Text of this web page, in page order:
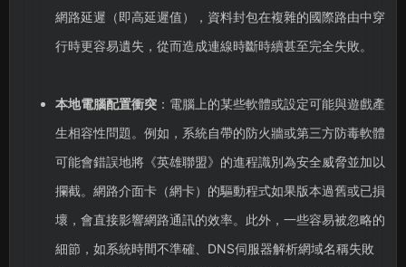
網路延遲（即高延遲值），資料封包在複雜的國際路由中穿
行時更容易遺失，從而造成連線時斷時續甚至完全失敗。
本地電腦配置衝突：電腦上的某些軟體或設定可能與遊戲產
生相容性問題。例如，系統自帶的防火牆或第三方防毒軟體
可能會錯誤地將《英雄聯盟》的進程識別為安全威脅並加以
攔截。網路介面卡（網卡）的驅動程式如果版本過舊或已損
壞，會直接影響網路通訊的效率。此外，一些容易被忽略的
細節，如系統時間不準確、DNS伺服器解析網域名稱失敗